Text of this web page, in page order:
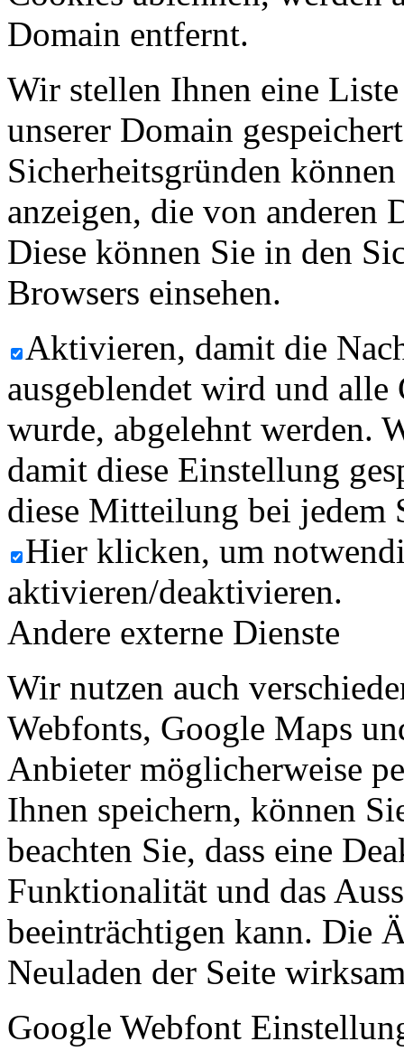
Domain entfernt.
Wir stellen Ihnen eine
unserer Domain
Sicherheitsgründen
anzeigen, die von anderen
Diese können Sie in den
Browsers einsehen.
Aktivieren, damit die
ausgeblendet wird und
wurde, abgelehnt werden.
damit diese Einstellung
diese Mitteilung bei jedem
Hier klicken, um
aktivieren/deaktivieren.
Andere externe Dienste
Wir nutzen auch
Webfonts, Google Maps
Anbieter möglicherweise
Ihnen speichern, können
beachten Sie, dass eine
Funktionalität und das
beeinträchtigen kann. Die
Neuladen der Seite
Google Webfont